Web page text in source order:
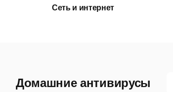
Сеть и интернет
Домашние антивирусы